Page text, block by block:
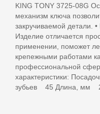
KING TONY 3725-08G
механизм ключа
закручиваемой детали.
Изделие отличается
применении, поможет
крепежными работами
профессиональной
характеристики:
зубьев 45 Длина, мм